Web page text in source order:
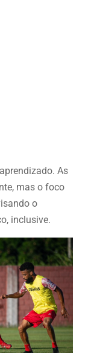
As
mas o foco
o
inclusive.